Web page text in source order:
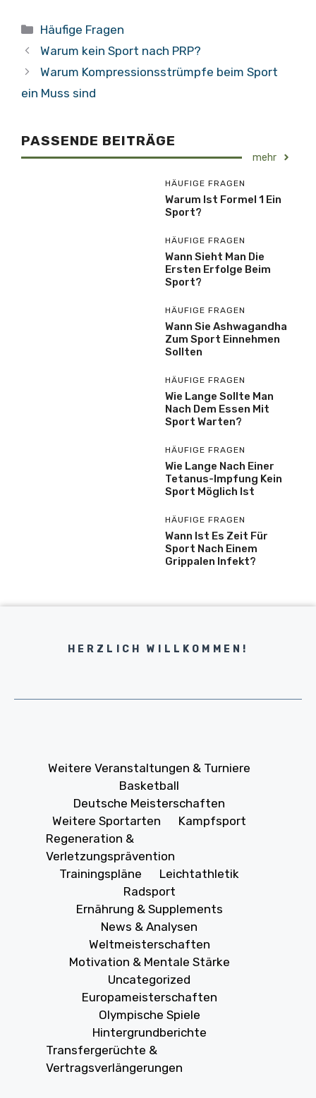
Kategorien
Häufige Fragen
Warum kein Sport nach PRP?
Warum Kompressionsstrümpfe beim Sport
ein Muss sind
PASSENDE BEITRÄGE
mehr
HÄUFIGE FRAGEN
Warum Ist Formel 1 Ein
Sport?
HÄUFIGE FRAGEN
Wann Sieht Man Die
Ersten Erfolge Beim
Sport?
HÄUFIGE FRAGEN
Wann Sie Ashwagandha
Zum Sport Einnehmen
Sollten
HÄUFIGE FRAGEN
Wie Lange Sollte Man
Nach Dem Essen Mit
Sport Warten?
HÄUFIGE FRAGEN
Wie Lange Nach Einer
Tetanus-Impfung Kein
Sport Möglich Ist
HÄUFIGE FRAGEN
Wann Ist Es Zeit Für
Sport Nach Einem
Grippalen Infekt?
HERZLICH WILLKOMMEN!
Weitere Veranstaltungen & Turniere
Basketball
Deutsche Meisterschaften
Weitere Sportarten
Kampfsport
Regeneration &
Verletzungsprävention
Trainingspläne
Leichtathletik
Radsport
Ernährung & Supplements
News & Analysen
Weltmeisterschaften
Motivation & Mentale Stärke
Uncategorized
Europameisterschaften
Olympische Spiele
Hintergrundberichte
Transfergerüchte &
Vertragsverlängerungen